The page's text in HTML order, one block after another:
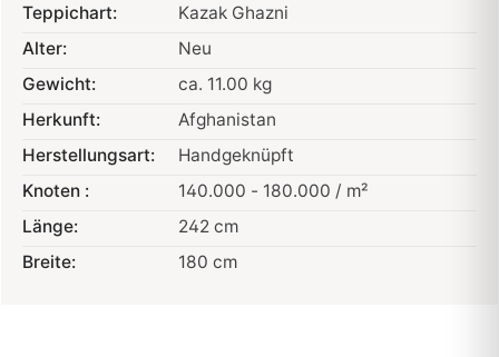
Teppichart:
Kazak Ghazni
Alter:
Neu
Gewicht:
ca. 11.00 kg
Herkunft:
Afghanistan
Herstellungsart:
Handgeknüpft
Knoten :
140.000 - 180.000 / m²
Länge:
242 cm
Breite:
180 cm